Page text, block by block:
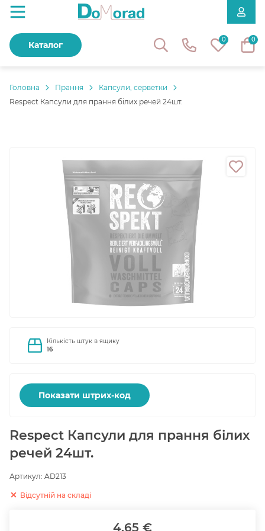
0 0
Каталог
Головнa Прання
Капсули, серветки
Respect Капсули для прання білих речей 24шт.
Кількість штук в ящику
16
Показати штрих-код
Respect Капсули для прання білих
речей 24шт.
Артикул: AD213
Відсутній на складі
4.65 €